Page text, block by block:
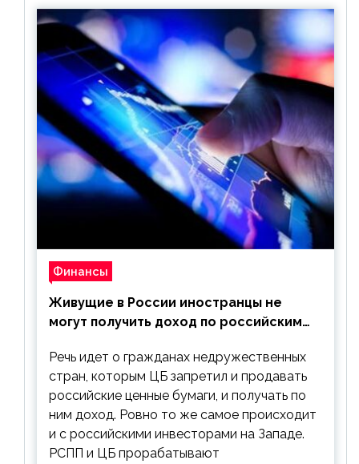
Финансы
Живущие в России иностранцы не
могут получить доход по российским
Речь идет о гражданах недружественных
стран, которым ЦБ запретил и продавать
российские ценные бумаги, и получать по
ним доход. Ровно то же самое происходит
и с российскими инвесторами на Западе.
РСПП и ЦБ прорабатывают